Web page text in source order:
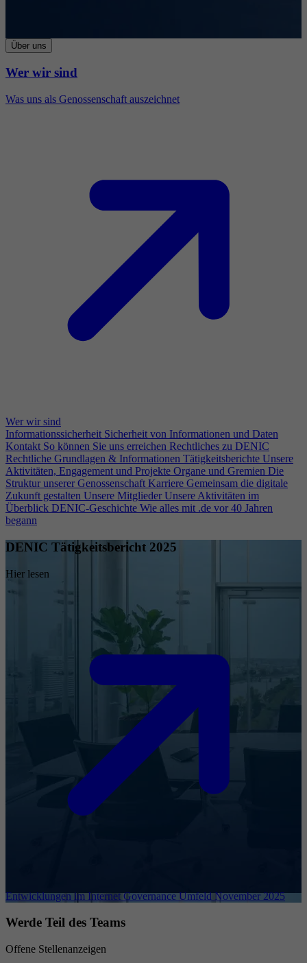
Über uns
Wer wir sind
Was uns als Genossenschaft auszeichnet
Wer wir sind
Informationssicherheit Sicherheit von Informationen und Daten
Kontakt So können Sie uns erreichen Rechtliches zu DENIC
Rechtliche Grundlagen & Informationen Tätigkeitsberichte Unsere
Aktivitäten, Engagement und Projekte Organe und Gremien Die
Struktur unserer Genossenschaft Karriere Gemeinsam die digitale
Zukunft gestalten Unsere Mitglieder Unsere Aktivitäten im
Überblick DENIC-Geschichte Wie alles mit .de vor 40 Jahren
begann
DENIC Tätigkeitsbericht 2025
Hier lesen
Entwicklungen im Internet Governance Umfeld November 2025
Werde Teil des Teams
Offene Stellenanzeigen